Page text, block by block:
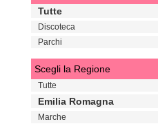
Tutte
Discoteca
Parchi
Scegli la Regione
Tutte
Emilia Romagna
Marche